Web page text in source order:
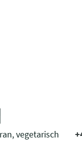
vegetarisch